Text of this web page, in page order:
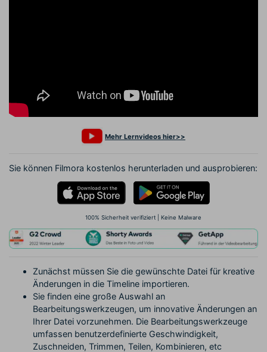
Mehr Lernvideos hier>>
Sie können Filmora kostenlos herunterladen und ausprobieren:
100% Sicherheit verifiziert | Keine Malware
Zunächst müssen Sie die gewünschte Datei für kreative
Änderungen in die Timeline importieren.
Sie finden eine große Auswahl an
Bearbeitungswerkzeugen, um innovative Änderungen an
Ihrer Datei vorzunehmen. Die Bearbeitungswerkzeuge
umfassen benutzerdefinierte Geschwindigkeit,
Zuschneiden, Trimmen, Teilen, Kombinieren, etc